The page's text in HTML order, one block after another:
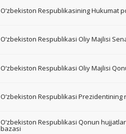
O‘zbekiston Respublikasining Hukumat
O‘zbekiston Respublikasi Oliy Majlisi
O‘zbekiston Respublikasi Oliy Majlisi
O‘zbekiston Respublikasi Prezidentining
O‘zbekiston Respublikasi Qonun
bazasi